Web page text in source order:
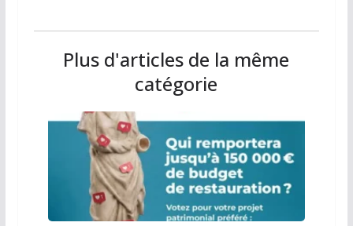
Plus d'articles de la même
catégorie